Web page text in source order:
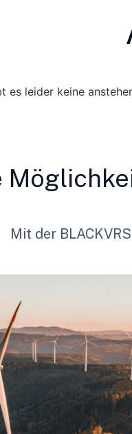
es leider keine
Mit der